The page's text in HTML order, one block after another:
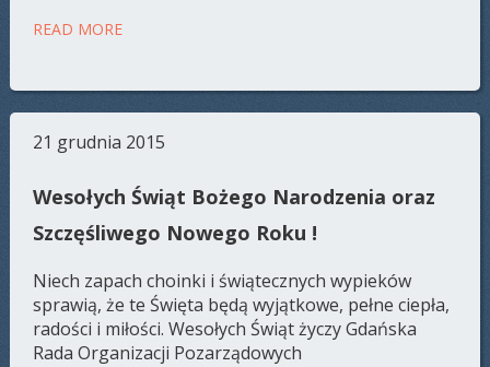
READ MORE
21 grudnia 2015
Wesołych Świąt Bożego Narodzenia oraz
Szczęśliwego Nowego Roku !
Niech zapach choinki i świątecznych wypieków
sprawią, że te Święta będą wyjątkowe, pełne ciepła,
radości i miłości. Wesołych Świąt życzy Gdańska
Rada Organizacji Pozarządowych